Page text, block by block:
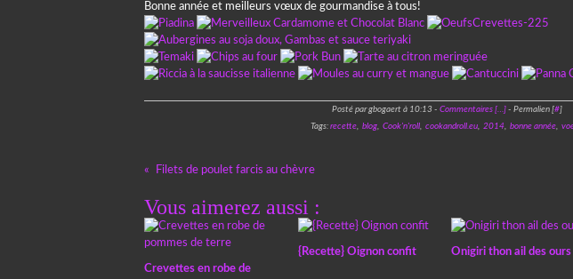
Bonne année et meilleurs vœux de gourmandise à tous!
Posté par gbogaert à 10:13 - Commentaires […]- Permalien [#]
Tags: recette, blog, Cook'n'roll, cookandroll.eu, 2014, bonne année,
Filets de poulet farcis au chèvre
Vous aimerez aussi :
Crevettes en robe de
{Recette} Oignon confit
Onigiri thon ail des ours